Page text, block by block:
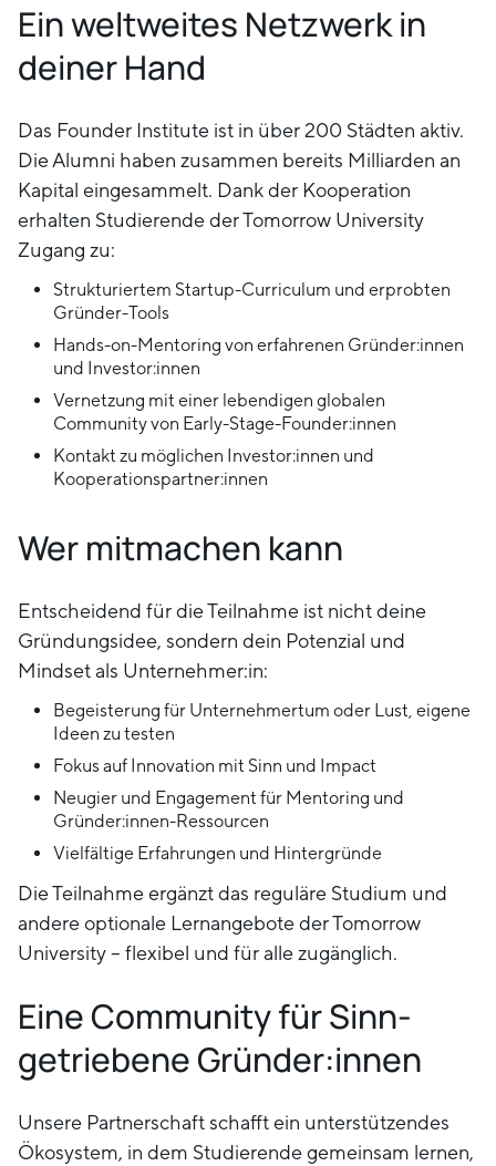
Ein weltweites Netzwerk in
deiner Hand
Das Founder Institute ist in über 200 Städten aktiv.
Die Alumni haben zusammen bereits Milliarden an
Kapital eingesammelt. Dank der Kooperation
erhalten Studierende der Tomorrow University
Zugang zu:
Strukturiertem Startup-Curriculum und erprobten
Gründer-Tools
Hands-on-Mentoring von erfahrenen Gründer:innen
und Investor:innen
Vernetzung mit einer lebendigen globalen
Community von Early-Stage-Founder:innen
Kontakt zu möglichen Investor:innen und
Kooperationspartner:innen
Wer mitmachen kann
Entscheidend für die Teilnahme ist nicht deine
Gründungsidee, sondern dein Potenzial und
Mindset als Unternehmer:in:
Begeisterung für Unternehmertum oder Lust, eigene
Ideen zu testen
Fokus auf Innovation mit Sinn und Impact
Neugier und Engagement für Mentoring und
Gründer:innen-Ressourcen
Vielfältige Erfahrungen und Hintergründe
Die Teilnahme ergänzt das reguläre Studium und
andere optionale Lernangebote der Tomorrow
University – flexibel und für alle zugänglich.
Eine Community für Sinn-
getriebene Gründer:innen
Unsere Partnerschaft schafft ein unterstützendes
Ökosystem, in dem Studierende gemeinsam lernen,